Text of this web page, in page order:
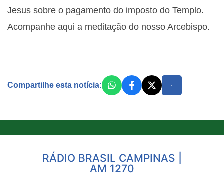
Jesus sobre o pagamento do imposto do Templo.
Acompanhe aqui a meditação do nosso Arcebispo.
Compartilhe esta notícia:
RÁDIO BRASIL CAMPINAS |
AM 1270